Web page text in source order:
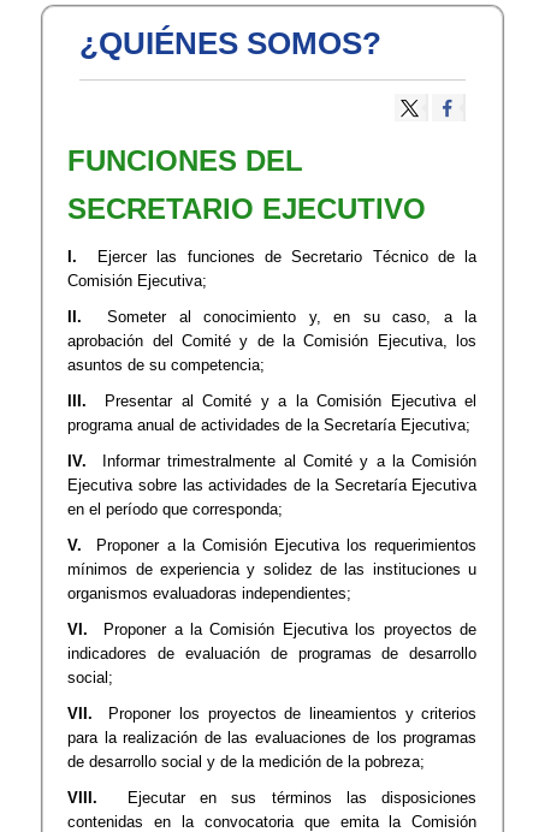
¿QUIÉNES SOMOS?
FUNCIONES DEL
SECRETARIO EJECUTIVO​
I.
Ejercer las funciones de Secretario Técnico de la
Comisión Ejecutiva;
II. Someter al conocimiento y, en su caso, a la
aprobación del Comité y de la Comisión Ejecutiva, los
asuntos de su competencia;
III. Presentar al Comité y a la Comisión Ejecutiva el
programa anual de actividades de la Secretaría Ejecutiva;
IV. Informar trimestralmente al Comité y a la Comisión
Ejecutiva sobre las actividades de la Secretaría Ejecutiva
en el período que corresponda;
V. Proponer a la Comisión Ejecutiva los requerimientos
mínimos de experiencia y solidez de las instituciones u
organismos evaluadoras independientes;
VI. Proponer a la Comisión Ejecutiva los proyectos de
indicadores de evaluación de programas de desarrollo
social;
VII. Proponer los proyectos de lineamientos y criterios
para la realización de las evaluaciones de los programas
de desarrollo social y de la medición de la pobreza;
VIII. Ejecutar en sus términos las disposiciones
contenidas en la convocatoria que emita la Comisión